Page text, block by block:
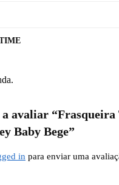
avaliar “Frasqueira
Baby Bege”
in para enviar uma